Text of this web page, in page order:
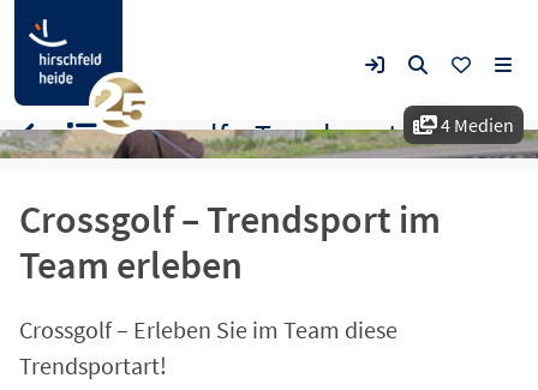
4 Medien
Crossgolf – Trendsport im
Team erleben
Crossgolf – Erleben Sie im Team diese
Trendsportart!
Crossgolf – Trendsport im Team erleben